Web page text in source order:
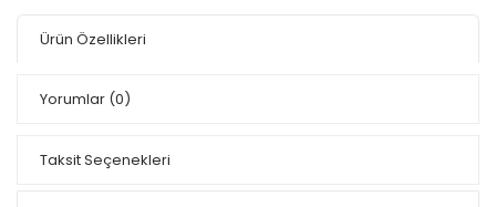
Ürün Özellikleri
Yorumlar (0)
Taksit Seçenekleri